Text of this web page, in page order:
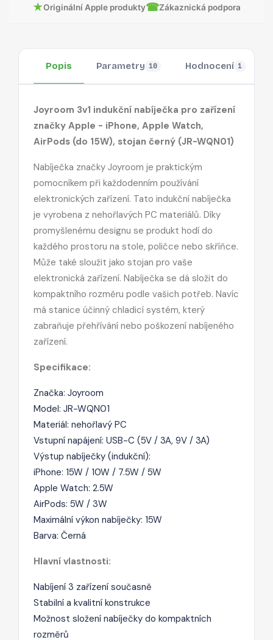
★Originální Apple produkty☎Zákaznická podpora
Popis Parametry 10 Hodnocení 1
Joyroom 3v1 indukční nabíječka pro zařízení
značky Apple - iPhone, Apple Watch,
AirPods (do 15W), stojan černý (JR-WQN01)
Nabíječka značky Joyroom je praktickým
pomocníkem při každodenním používání
elektronických zařízení. Tato indukční nabíječka
je vyrobena z nehořlavých PC materiálů. Díky
promyšlenému designu se produkt hodí do
každého prostoru na stole, poličce nebo skříňce.
Může také sloužit jako stojan pro vaše
elektronická zařízení. Nabíječka se dá složit do
kompaktního rozměru podle vašich potřeb. Navíc
má stanice účinný chladicí systém, který
zabraňuje přehřívání nebo poškození nabíjeného
zařízení.
Specifikace:
Značka: Joyroom
Model: JR-WQN01
Materiál: nehořlavý PC
Vstupní napájení: USB-C (5V / 3A, 9V / 3A)
Výstup nabíječky (indukční):
iPhone: 15W / 10W / 7.5W / 5W
Apple Watch: 2.5W
AirPods: 5W / 3W
Maximální výkon nabíječky: 15W
Barva: Černá
Hlavní vlastnosti:
Nabíjení 3 zařízení současně
Stabilní a kvalitní konstrukce
Možnost složení nabíječky do kompaktních
rozměrů